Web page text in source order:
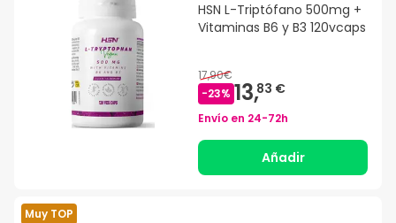
HSN L-Triptófano 500mg +
Vitaminas B6 y B3 120vcaps
17,90€
-23% 13,83 €
Envío en 24-72h
Añadir
Muy TOP